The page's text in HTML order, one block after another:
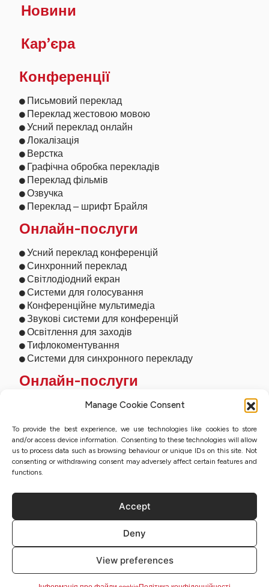
Manage Cookie Consent
To provide the best experience, we use technologies like cookies to store
and/or access device information. Consenting to these technologies will allow
us to process data such as browsing behaviour or unique IDs on this site. Not
consenting or withdrawing consent may adversely affect certain features and
functions.
Accept
Deny
View preferences
Новини
Кар’єра
Конференції
Письмовий переклад
Переклад жестовою мовою
Усний переклад онлайн
Локалізація
Верстка
Графічна обробка перекладів
Переклад фільмів
Озвучка
Переклад – шрифт Брайля
Онлайн-послуги
Усний переклад конференцій
Синхронний переклад
Світлодіодний екран
Системи для голосування
Конференційне мультимедіа
Звукові системи для конференцій
Освітлення для заходів
Тифлокоментування
Системи для синхронного перекладу
Онлайн-послуги
Дистанційний переклад
Онлайн-студія
Усний переклад онлайн
Потокова трансляція заходів
Присяжний переклад з КЕП
Регламент
Інформація про файли cookie
Карта сайту
Політика конфіденційності